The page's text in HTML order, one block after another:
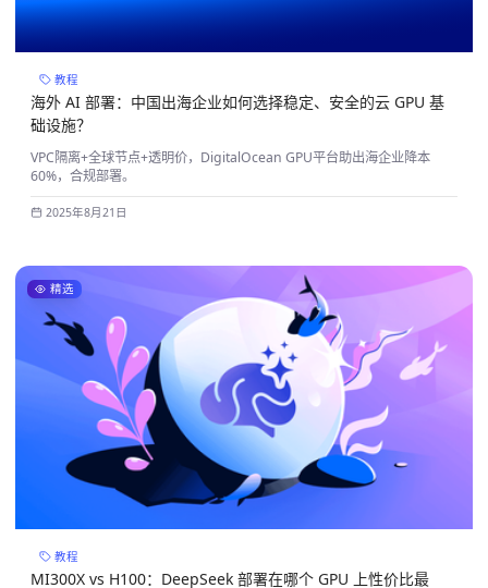
教程
海外 AI 部署：中国出海企业如何选择稳定、安全的云 GPU 基
础设施？
VPC隔离+全球节点+透明价，DigitalOcean GPU平台助出海企业降本
60%，合规部署。
2025年8月21日
精选
教程
MI300X vs H100：DeepSeek 部署在哪个 GPU 上性价比最